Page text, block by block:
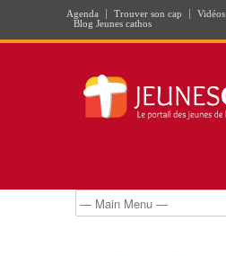
Agenda Trouver son cap Vidéos
Blog Jeunes cathos